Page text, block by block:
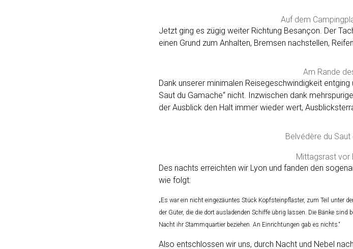
Auf dem
Jetzt ging es zügig weiter Richtung Besançon. Der
einen Grund zum Anhalten, Bremsen nachstellen,
Am Rande
Dank unserer minimalen Reisegeschwindigkeit
Saut du Gamache“ nicht. Inzwischen dank
der Ausblick den Halt immer wieder wert,
Belvédère du
Mittagsrast vor
Des nachts erreichten wir Lyon und fanden den
wie folgt:
„Es war ein nicht eingezäuntes Stück Kopfsteinpflaster, zum Teil unter
der Güter, die die dort ausladenden Schiffe übrig lassen. Die Bänke
Nacht ihr Stammquartier beziehen. An Einrichtungen gab es nichts.“
Also entschlossen wir uns, durch Nacht und Nebel